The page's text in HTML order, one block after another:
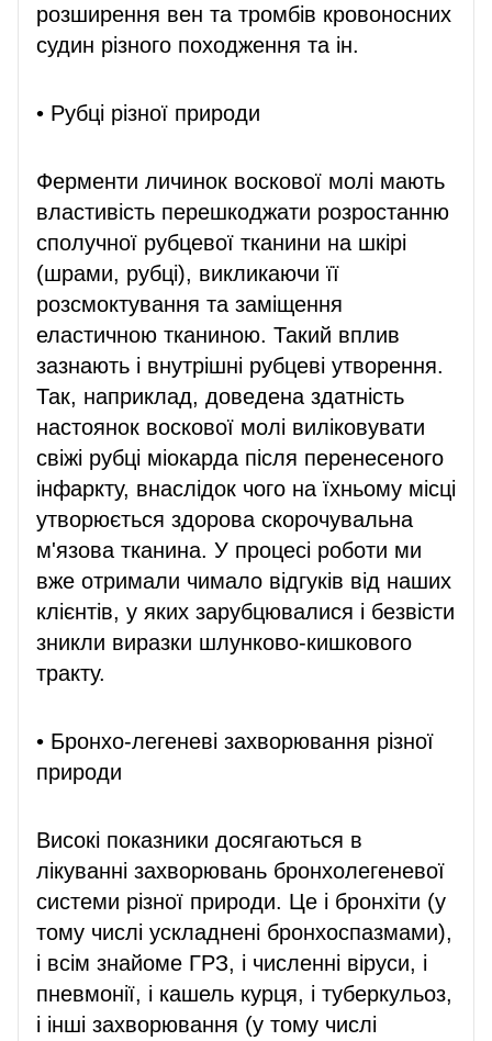
розширення вен та тромбів кровоносних
судин різного походження та ін.
• Рубці різної природи
Ферменти личинок воскової молі мають
властивість перешкоджати розростанню
сполучної рубцевої тканини на шкірі
(шрами, рубці), викликаючи її
розсмоктування та заміщення
еластичною тканиною. Такий вплив
зазнають і внутрішні рубцеві утворення.
Так, наприклад, доведена здатність
настоянок воскової молі виліковувати
свіжі рубці міокарда після перенесеного
інфаркту, внаслідок чого на їхньому місці
утворюється здорова скорочувальна
м'язова тканина. У процесі роботи ми
вже отримали чимало відгуків від наших
клієнтів, у яких зарубцювалися і безвісти
зникли виразки шлунково-кишкового
тракту.
• Бронхо-легеневі захворювання різної
природи
Високі показники досягаються в
лікуванні захворювань бронхолегеневої
системи різної природи. Це і бронхіти (у
тому числі ускладнені бронхоспазмами),
і всім знайоме ГРЗ, і численні віруси, і
пневмонії, і кашель курця, і туберкульоз,
і інші захворювання (у тому числі